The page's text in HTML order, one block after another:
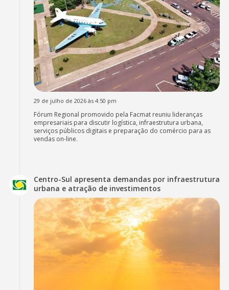
29 de julho de 2026 às 4:50 pm
Fórum Regional promovido pela Facmat reuniu lideranças
empresariais para discutir logística, infraestrutura urbana,
serviços públicos digitais e preparação do comércio para as
vendas on-line.
Centro-Sul apresenta demandas por infraestrutura
urbana e atração de investimentos